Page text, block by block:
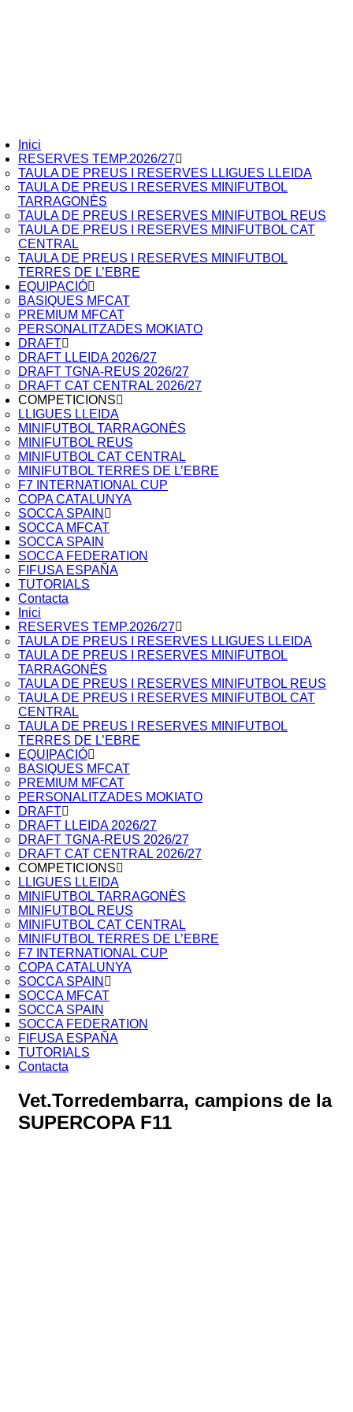
Inici
RESERVES TEMP.2026/27
TAULA DE PREUS I RESERVES LLIGUES LLEIDA
TAULA DE PREUS I RESERVES MINIFUTBOL
TARRAGONÈS
TAULA DE PREUS I RESERVES MINIFUTBOL REUS
TAULA DE PREUS I RESERVES MINIFUTBOL CAT
CENTRAL
TAULA DE PREUS I RESERVES MINIFUTBOL
TERRES DE L’EBRE
EQUIPACIÓ
BASIQUES MFCAT
PREMIUM MFCAT
PERSONALITZADES MOKIATO
DRAFT
DRAFT LLEIDA 2026/27
DRAFT TGNA-REUS 2026/27
DRAFT CAT CENTRAL 2026/27
COMPETICIONS
LLIGUES LLEIDA
MINIFUTBOL TARRAGONÈS
MINIFUTBOL REUS
MINIFUTBOL CAT CENTRAL
MINIFUTBOL TERRES DE L’EBRE
F7 INTERNATIONAL CUP
COPA CATALUNYA
SOCCA SPAIN
SOCCA MFCAT
SOCCA SPAIN
SOCCA FEDERATION
FIFUSA ESPAÑA
TUTORIALS
Contacta
Inici
RESERVES TEMP.2026/27
TAULA DE PREUS I RESERVES LLIGUES LLEIDA
TAULA DE PREUS I RESERVES MINIFUTBOL
TARRAGONÈS
TAULA DE PREUS I RESERVES MINIFUTBOL REUS
TAULA DE PREUS I RESERVES MINIFUTBOL CAT
CENTRAL
TAULA DE PREUS I RESERVES MINIFUTBOL
TERRES DE L’EBRE
EQUIPACIÓ
BASIQUES MFCAT
PREMIUM MFCAT
PERSONALITZADES MOKIATO
DRAFT
DRAFT LLEIDA 2026/27
DRAFT TGNA-REUS 2026/27
DRAFT CAT CENTRAL 2026/27
COMPETICIONS
LLIGUES LLEIDA
MINIFUTBOL TARRAGONÈS
MINIFUTBOL REUS
MINIFUTBOL CAT CENTRAL
MINIFUTBOL TERRES DE L’EBRE
F7 INTERNATIONAL CUP
COPA CATALUNYA
SOCCA SPAIN
SOCCA MFCAT
SOCCA SPAIN
SOCCA FEDERATION
FIFUSA ESPAÑA
TUTORIALS
Contacta
Vet.Torredembarra, campions de la
SUPERCOPA F11